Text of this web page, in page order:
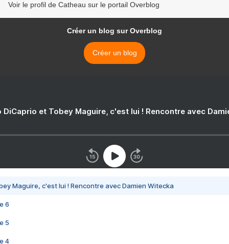
Voir le profil de Catheau sur le portail Overblog
Créer un blog sur Overblog
Créer un blog
DiCaprio et Tobey Maguire, c'est lui ! Rencontre avec
Maguire, c'est lui ! Rencontre avec Damien Witecka
6
5
4